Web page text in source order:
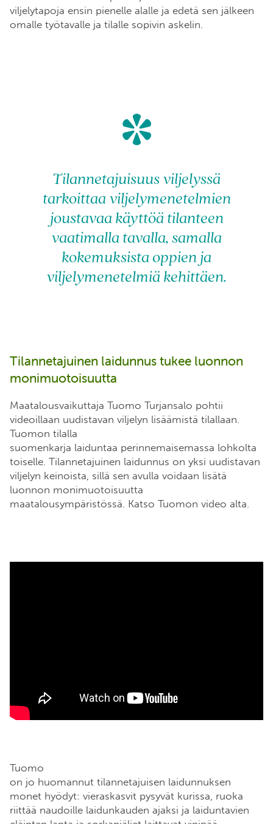
viljelytapoja ensin pienelle alalle ja edetä sen jälkeen
omalle työtavalle ja tilalle sopivin askelin.
*
Tilannetajuisuus viljelyssä
tarkoittaa viljelymenetelmien
joustavaa käyttöä tilanteen
vaatimalla tavalla, samalla
kokemuksista oppien ja
viljelymenetelmiä kehittäen.
Tilannetajuinen laidunnus tukee luonnon
monimuotoisuutta
Maatalousvaikuttaja Tuomo Turjansalo pohtii
videoillaan uudistavan viljelyn lisäämistä tilallaan.
Tuomon tilalla
suomenkarja laiduntaa perinnemaisemassa lohkolta
toiselle. Tilannetajuinen laidunnus on yksi uudistavan
viljelyn keinoista, sillä sen avulla voidaan lisätä
luonnon monimuotoisuutta
maatalousympäristössä. Katso Tuomon video alta.
Tuomo
on jo huomannut tilannetajuisen laidunnuksen
monet hyödyt: vieraskasvit pysyvät kurissa, ruoka
riittää naudoille laidunkauden ajaksi ja laiduntavien